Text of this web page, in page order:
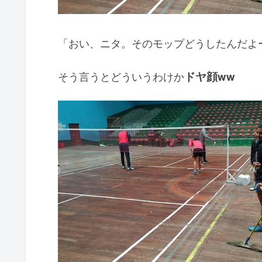
「おい、ニタ。そのモップどうしたんだよ
そう言うとどういうわけか ドヤ顔ww